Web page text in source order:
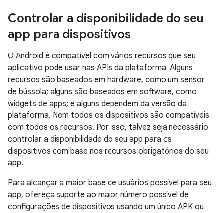
Controlar a disponibilidade do seu
app para dispositivos
O Android é compatível com vários recursos que seu
aplicativo pode usar nas APIs da plataforma. Alguns
recursos são baseados em hardware, como um sensor
de bússola; alguns são baseados em software, como
widgets de apps; e alguns dependem da versão da
plataforma. Nem todos os dispositivos são compatíveis
com todos os recursos. Por isso, talvez seja necessário
controlar a disponibilidade do seu app para os
dispositivos com base nos recursos obrigatórios do seu
app.
Para alcançar a maior base de usuários possível para seu
app, ofereça suporte ao maior número possível de
configurações de dispositivos usando um único APK ou